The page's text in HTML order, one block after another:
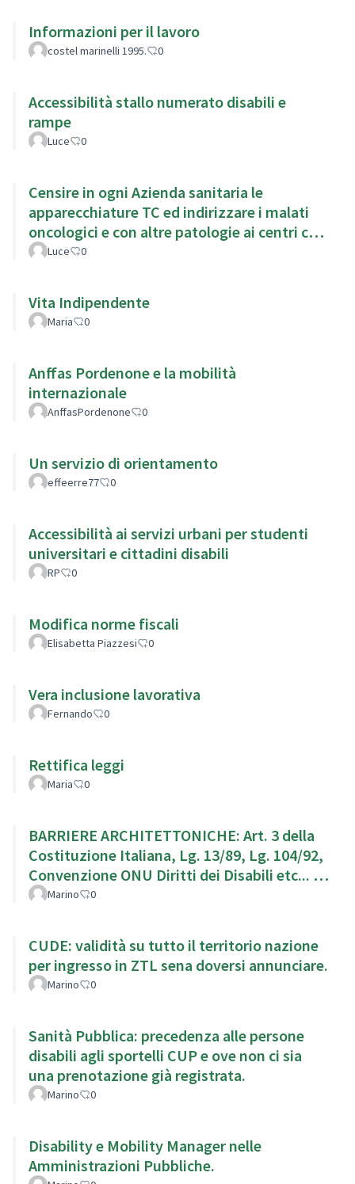
Informazioni per il lavoro
costel marinelli 1995. 0
Accessibilità stallo numerato disabili e
rampe
Luce 0
Censire in ogni Azienda sanitaria le
apparecchiature TC ed indirizzare i malati
oncologici e con altre patologie ai centri con
TC di ultima generazion
Luce 0
Vita Indipendente
Maria 0
Anffas Pordenone e la mobilità
internazionale
AnffasPordenone 0
Un servizio di orientamento
effeerre77 0
Accessibilità ai servizi urbani per studenti
universitari e cittadini disabili
RP 0
Modifica norme fiscali
Elisabetta Piazzesi 0
Vera inclusione lavorativa
Fernando 0
Rettifica leggi
Maria 0
BARRIERE ARCHITETTONICHE: Art. 3 della
Costituzione Italiana, Lg. 13/89, Lg. 104/92,
Convenzione ONU Diritti dei Disabili etc... g.
104/92,
Marino 0
CUDE: validità su tutto il territorio nazione
per ingresso in ZTL sena doversi annunciare.
Marino 0
Sanità Pubblica: precedenza alle persone
disabili agli sportelli CUP e ove non ci sia
una prenotazione già registrata.
Marino 0
Disability e Mobility Manager nelle
Amministrazioni Pubbliche.